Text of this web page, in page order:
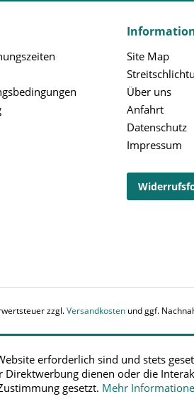
Site Map
Über uns
Anfahrt
Datenschutz
Impressum
zzgl.Versandkostenund ggf.
erforderlich sind und stets
dienen oder die
gesetzt. Mehr